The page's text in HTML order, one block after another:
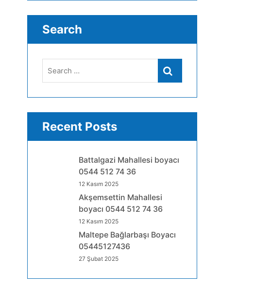
Search
Search
Recent Posts
Battalgazi Mahallesi boyacı
0544 512 74 36
12 Kasım 2025
Akşemsettin Mahallesi
boyacı 0544 512 74 36
12 Kasım 2025
Maltepe Bağlarbaşı Boyacı
05445127436
27 Şubat 2025